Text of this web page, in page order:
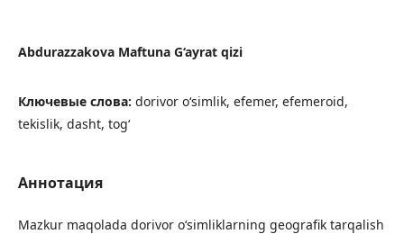
Abdurazzakova Maftuna G‘ayrat qizi
Ключевые слова: dorivor o‘simlik, efemer, efemeroid,
tekislik, dasht, tog‘
Аннотация
Mazkur maqolada dorivor o‘simliklarning geografik tarqalish